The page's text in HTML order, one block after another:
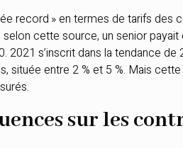
record » en termes de tarifs des
cette source, un senior
2021 s’inscrit dans la tendance
entre 2 % et 5 %. Mais
sur les